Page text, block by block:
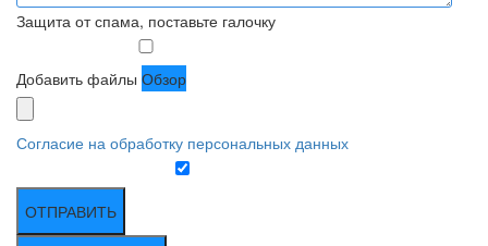
Защита от спама, поставьте галочку
Добавить файлы Обзор
Согласие на обработку персональных данных
ОТПРАВИТЬ